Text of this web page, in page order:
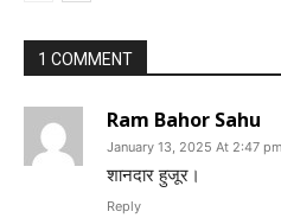
1 COMMENT
Ram Bahor Sahu
January 13, 2025 At 2:47 pm
शानदार हुजूर।
Reply